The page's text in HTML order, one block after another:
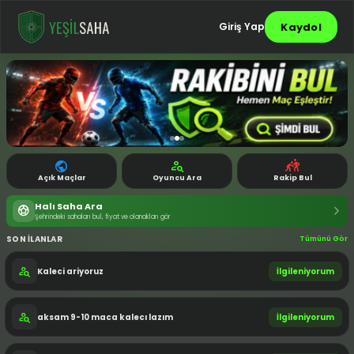
Giriş Yap Kaydol
public
Açık Maçlar
person_search
Oyuncu Ara
sports_kabaddi
Rakip Bul
sports_soccer Halı Saha Ara
Şehrindeki sahaları bul, fiyat ve olanakları gör
arrow_forward_ios
SON İLANLAR Tümünü Gör
person_search Kaleci ariyoruz İlgileniyorum
person_search aksam 9-10 maca kalecı lazım İlgileniyorum